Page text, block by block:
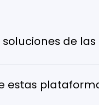
de
estas